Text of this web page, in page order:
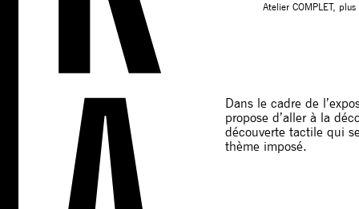
Atelier COMPLET,
Dans le cadre de
propose d’aller à la
découverte tactile qui
thème imposé.